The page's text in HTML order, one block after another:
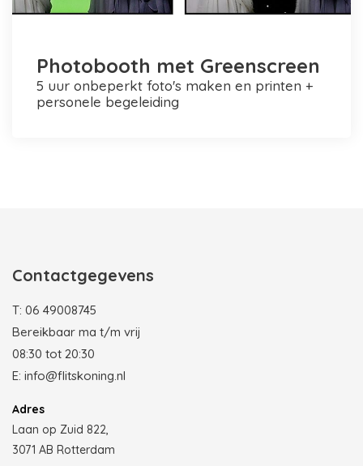
Photobooth met Greenscreen
5 uur onbeperkt foto's maken en printen +
personele begeleiding
Contactgegevens
T: 06 49008745
Bereikbaar ma t/m vrij
08:30 tot 20:30
E: info@flitskoning.nl
Adres
Laan op Zuid 822,
3071 AB Rotterdam